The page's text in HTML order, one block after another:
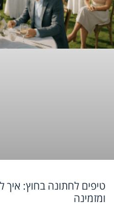
טיפים לחתונה בחוץ: איך
ומזמינה